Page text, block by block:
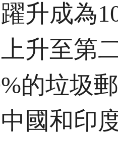
升成為
升至第
的垃圾
國和印